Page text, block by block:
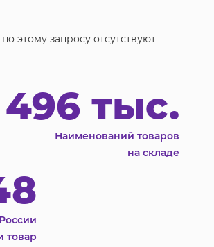
этому запросу отсутствуют
496 тыс.
Наименований товаров
на складе
товар